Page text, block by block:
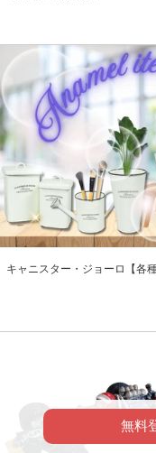
キャニスター・ジョーロ【各種
無料